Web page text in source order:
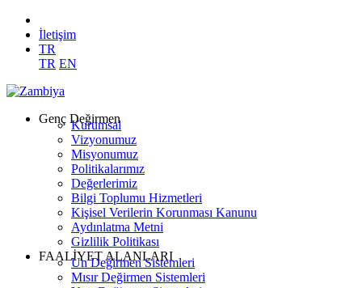
İletişim
TR
TR EN
Genç Değirmen
Kurumsal
Vizyonumuz
Misyonumuz
Politikalarımız
Değerlerimiz
Bilgi Toplumu Hizmetleri
Kişisel Verilerin Korunması Kanunu
Aydınlatma Metni
Gizlilik Politikası
FAALİYET ALANLARI
Un Değirmen Sistemleri
Mısır Değirmen Sistemleri